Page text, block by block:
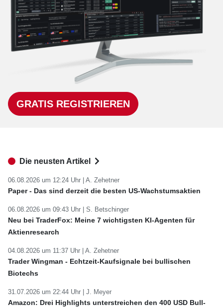
GRATIS REGISTRIEREN
Die neusten Artikel
06.08.2026 um 12:24 Uhr | A. Zehetner
Paper - Das sind derzeit die besten US-Wachstumsaktien
06.08.2026 um 09:43 Uhr | S. Betschinger
Neu bei TraderFox: Meine 7 wichtigsten KI-Agenten für
Aktienresearch
04.08.2026 um 11:37 Uhr | A. Zehetner
Trader Wingman - Echtzeit-Kaufsignale bei bullischen
Biotechs
31.07.2026 um 22:44 Uhr | J. Meyer
Amazon: Drei Highlights unterstreichen den 400 USD Bull-